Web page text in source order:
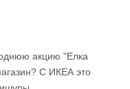
акцию "Елка
С ИКЕА это